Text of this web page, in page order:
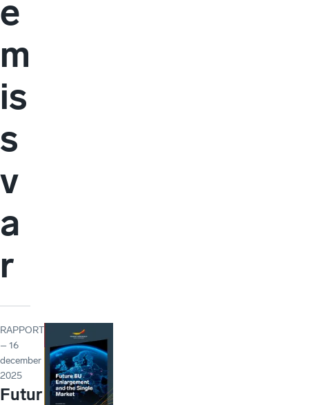
e
m
is
s
v
a
r
RAPPORT
– 16
december
2025
Futur